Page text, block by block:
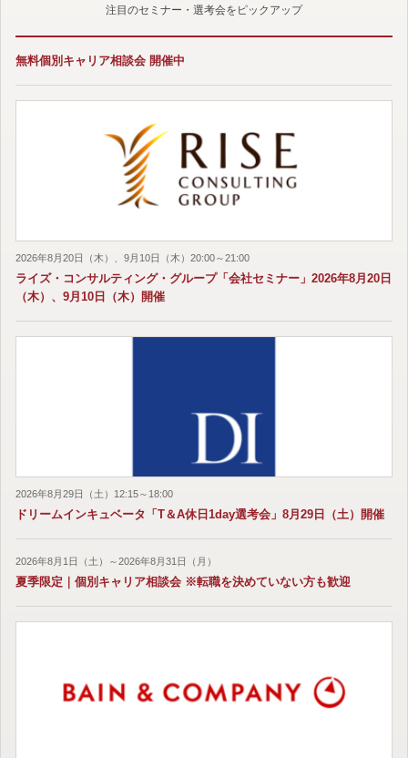
注目のセミナー・選考会をピックアップ
無料個別キャリア相談会 開催中
2026年8月20日（木）、9月10日（木）20:00～21:00
ライズ・コンサルティング・グループ「会社セミナー」2026年8月20日
（木）、9月10日（木）開催
2026年8月29日（土）12:15～18:00
ドリームインキュベータ「T＆A休日1day選考会」8月29日（土）開催
2026年8月1日（土）～2026年8月31日（月）
夏季限定｜個別キャリア相談会 ※転職を決めていない方も歓迎